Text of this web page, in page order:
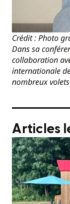
Crédit : Photo
Dans sa
collaboration
internationale
nombreux
Articles